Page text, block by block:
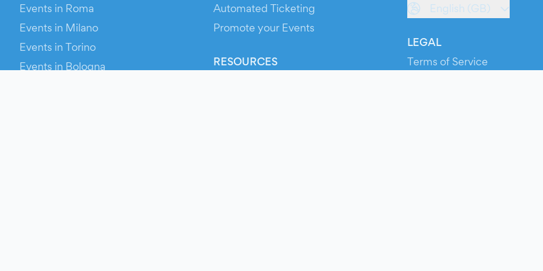
Events in Roma
Events in Milano
Events in Torino
Events in Bologna
Automated Ticketing
Promote your Events
RESOURCES
English (GB)
LEGAL
Terms of Service